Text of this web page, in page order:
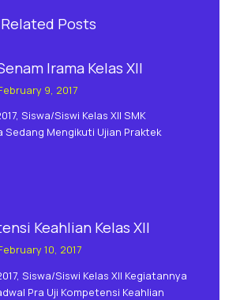
Related Posts
Irama Kelas XII
9, 2017
Siswa/siswi Kelas XII SMK
Sedang Mengikuti Ujian Praktek
Keahlian Kelas XII
10, 2017
Siswa/siswi Kelas XII Kegiatannya
Pra Uji Kompetensi Keahlian